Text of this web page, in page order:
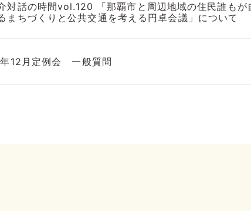
対話の時間vol.120 「那覇市と周辺地域の住民誰もが
まちづくりと公共交通を考える円卓会議」について
12月定例会 一般質問